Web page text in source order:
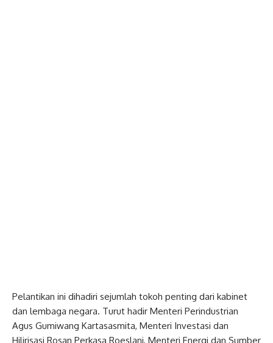
Pelantikan ini dihadiri sejumlah tokoh penting dari kabinet
dan lembaga negara. Turut hadir Menteri Perindustrian
Agus Gumiwang Kartasasmita, Menteri Investasi dan
Hilirisasi Rosan Perkasa Roeslani, Menteri Energi dan Sumber